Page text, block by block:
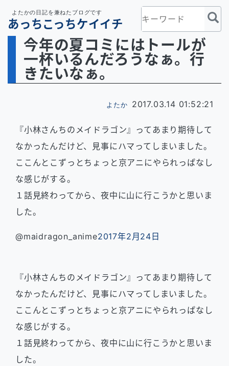
よたかの日記を兼ねたブログです
あっちこっちケイイチ
今年の夏コミにはトールが
一杯いるんだろうなぁ。行
きたいなぁ。
よたか 2017.03.14 01:52:21
『小林さんちのメイドラゴン』ってあまり期待して
なかったんだけど、見事にハマってしまいました。
ここんとこずっとちょっと京アニにやられっぱなし
な感じがする。
１話見終わってから、夜中に山に行こうかと思いま
した。
@maidragon_anime2017年2月24日
『小林さんちのメイドラゴン』ってあまり期待して
なかったんだけど、見事にハマってしまいました。
ここんとこずっとちょっと京アニにやられっぱなし
な感じがする。
１話見終わってから、夜中に山に行こうかと思いま
した。